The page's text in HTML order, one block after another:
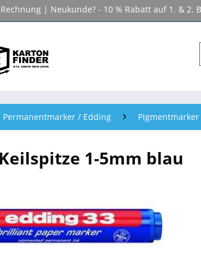
| Neukunde? - 10 % Rabatt auf 1. & 2.
Permanentmarker / Edding
1-5mm blau